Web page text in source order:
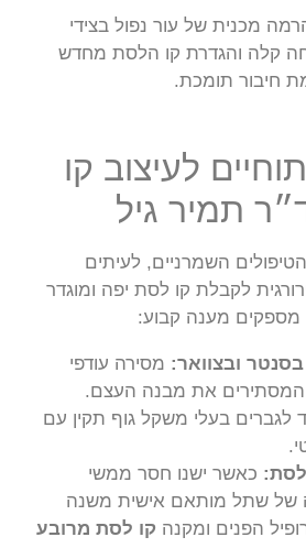
מכנית של עור נפול בצידי
קלה והגדרת קו הלסת מחדש
חיבור תומכת.
לעיצוב קו
תמיר גיל
השמרניים, לעיתים
לקבלת קו לסת יפה ומוגדר
מספקים מענה קבוע:
ובצוואר: מסירה עודפי
המסתירים את מבנה העצם.
לגברים בעלי משקל גוף תקין עם
כאשר ישנו חסר ממשי
של שתל מותאם אישית משנה
הפנים ומקנה קו לסת מרובע